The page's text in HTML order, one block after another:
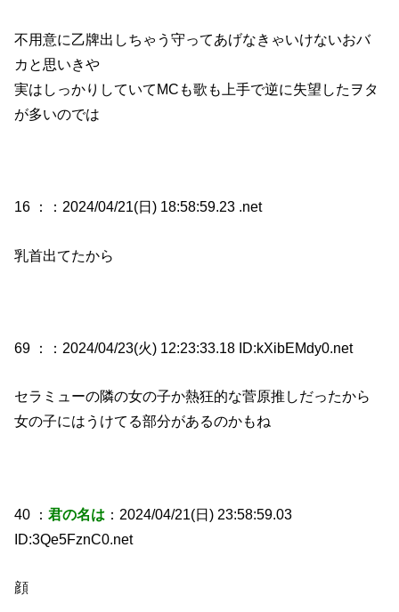
不用意に乙牌出しちゃう守ってあげなきゃいけないおバ
カと思いきや
実はしっかりしていてMCも歌も上手で逆に失望したヲタ
が多いのでは
16 ： ：2024/04/21(日) 18:58:59.23 .net
乳首出てたから
69 ： ：2024/04/23(火) 12:23:33.18 ID:kXibEMdy0.net
セラミューの隣の女の子か熱狂的な菅原推しだったから
女の子にはうけてる部分があるのかもね
40 ：君の名は ：2024/04/21(日) 23:58:59.03
ID:3Qe5FznC0.net
顔